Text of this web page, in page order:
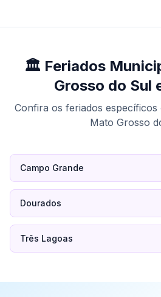
🏛️ Feriados
Grosso do Sul
Confira os feriados específicos
Mato Grosso
Campo Grande
Dourados
Três Lagoas